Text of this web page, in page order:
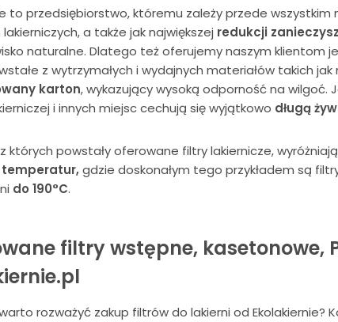
to przedsiębiorstwo, któremu zależy przede wszystkim
lakierniczych, a także jak największej redukcji
naturalne. Dlatego też oferujemy naszym klientom
z wytrzymałych i wydajnych materiałów takich jak
karton, wykazujący wysoką odporność na wilgoć.
i innych miejsc cechują się wyjątkowo długą
których powstały oferowane filtry lakiernicze,
gdzie doskonałym tego przykładem są
do 190°C.
filtry wstępne, kasetonowe,
rozważyć zakup filtrów do lakierni od Ekolakiernie?